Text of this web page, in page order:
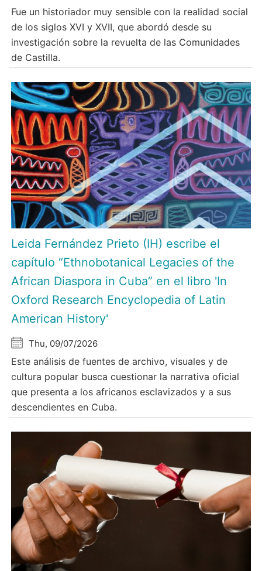
Fue un historiador muy sensible con la realidad social
de los siglos XVI y XVII, que abordó desde su
investigación sobre la revuelta de las Comunidades
de Castilla.
Leida Fernández Prieto (IH) escribe el
capítulo “Ethnobotanical Legacies of the
African Diaspora in Cuba” en el libro 'In
Oxford Research Encyclopedia of Latin
American History'
Thu, 09/07/2026
Este análisis de fuentes de archivo, visuales y de
cultura popular busca cuestionar la narrativa oficial
que presenta a los africanos esclavizados y a sus
descendientes en Cuba.